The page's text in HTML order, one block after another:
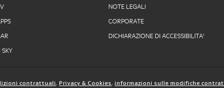
SKY
NOTE LEGALI
CORPORATE
DICHIARAZIONE DI ACCESSIBILITA'
contrattuali, Privacy & Cookies, informazioni sulle modifiche